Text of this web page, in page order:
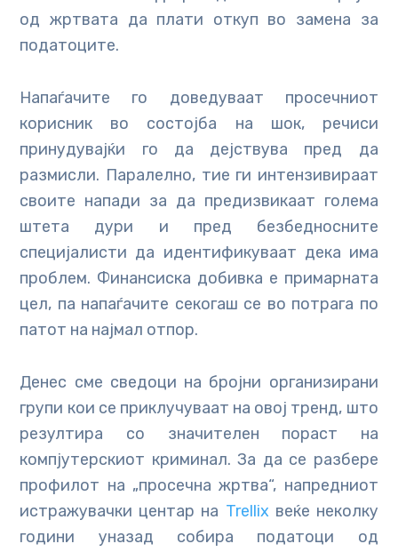
од жртвата да плати откуп во замена за
податоците.
Напаѓачите го доведуваат просечниот
корисник во состојба на шок, речиси
принудувајќи го да дејствува пред да
размисли. Паралелно, тие ги интензивираат
своите напади за да предизвикаат голема
штета дури и пред безбедносните
специјалисти да идентификуваат дека има
проблем. Финансиска добивка е примарната
цел, па напаѓачите секогаш се во потрага по
патот на најмал отпор.
Денес сме сведоци на бројни организирани
групи кои се приклучуваат на овој тренд, што
резултира со значителен пораст на
компјутерскиот криминал. За да се разбере
профилот на „просечна жртва“, напредниот
истражувачки центар на Trellix веќе неколку
години уназад собира податоци од